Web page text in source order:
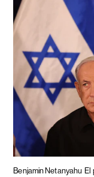
Benjamin Netanyahu El